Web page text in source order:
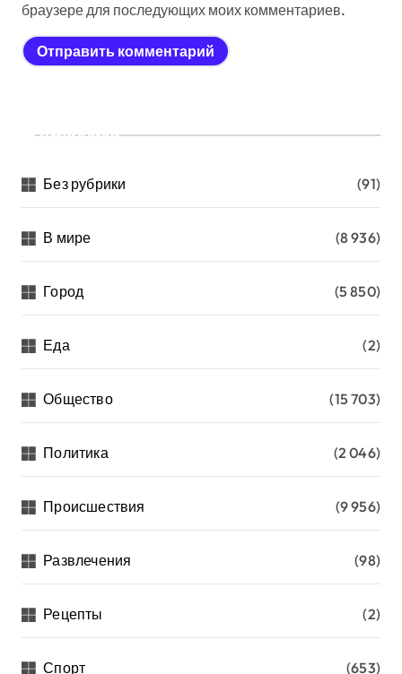
браузере для последующих моих комментариев.
Рубрики
Без рубрики (91)
В мире (8 936)
Город (5 850)
Еда (2)
Общество (15 703)
Политика (2 046)
Происшествия (9 956)
Развлечения (98)
Рецепты (2)
Спорт (653)